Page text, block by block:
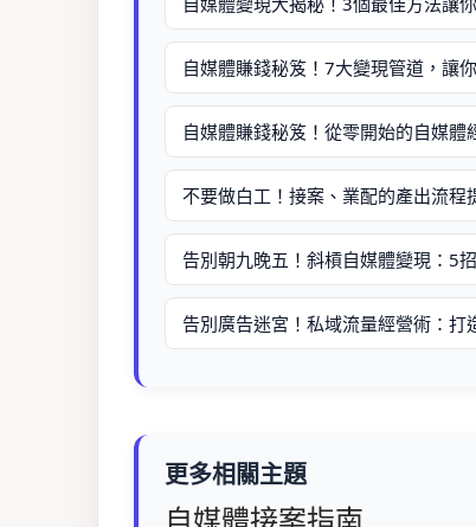
自媒體賺錢秘笈！7大變現管道，讓
自媒體賺錢秘笈！從零開始的自媒體
不要做白工！接案、業配的產出流程
告別朝九晚五！斜槓自媒體變現：5
告別廣告迷宮！私域流量經營術：
更多相關主題